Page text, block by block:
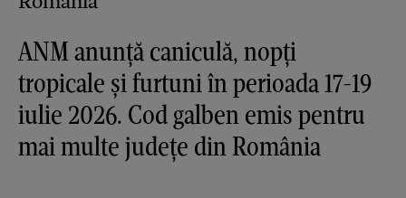
ANM anunță caniculă, nopți
tropicale și furtuni în perioada 17-19
iulie 2026. Cod galben emis pentru
mai multe județe din România